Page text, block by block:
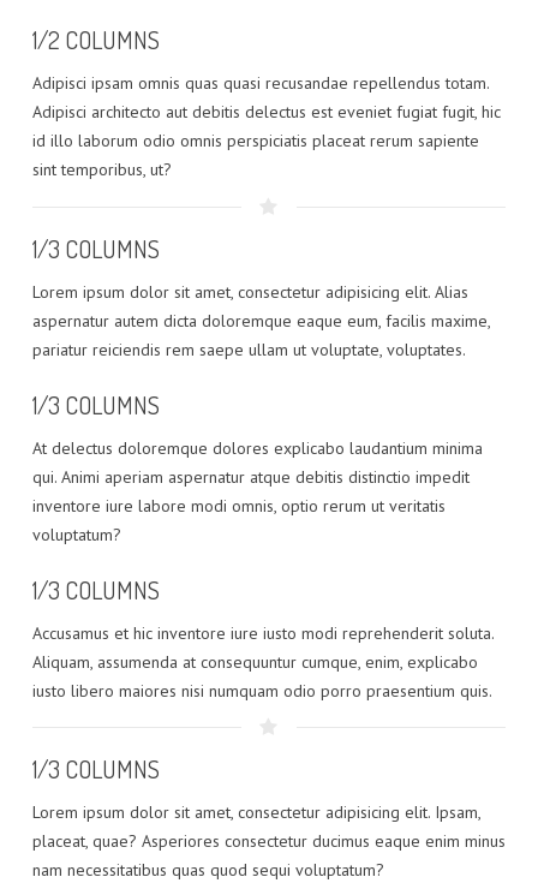
1/2 COLUMNS
Adipisci ipsam omnis quas quasi recusandae repellendus totam.
Adipisci architecto aut debitis delectus est eveniet fugiat fugit, hic
id illo laborum odio omnis perspiciatis placeat rerum sapiente
sint temporibus, ut?
1/3 COLUMNS
Lorem ipsum dolor sit amet, consectetur adipisicing elit. Alias
aspernatur autem dicta doloremque eaque eum, facilis maxime,
pariatur reiciendis rem saepe ullam ut voluptate, voluptates.
1/3 COLUMNS
At delectus doloremque dolores explicabo laudantium minima
qui. Animi aperiam aspernatur atque debitis distinctio impedit
inventore iure labore modi omnis, optio rerum ut veritatis
voluptatum?
1/3 COLUMNS
Accusamus et hic inventore iure iusto modi reprehenderit soluta.
Aliquam, assumenda at consequuntur cumque, enim, explicabo
iusto libero maiores nisi numquam odio porro praesentium quis.
1/3 COLUMNS
Lorem ipsum dolor sit amet, consectetur adipisicing elit. Ipsam,
placeat, quae? Asperiores consectetur ducimus eaque enim minus
nam necessitatibus quas quod sequi voluptatum?